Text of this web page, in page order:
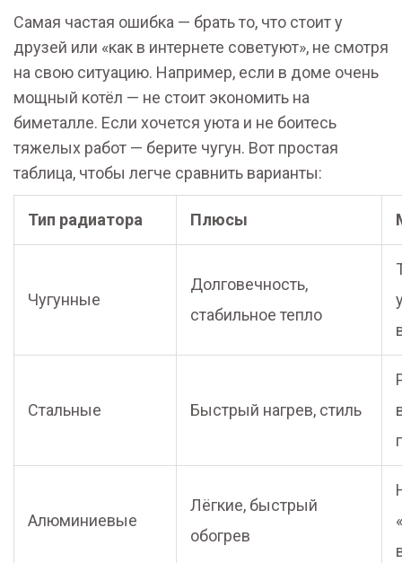
Самая частая ошибка — брать то, что стоит у
друзей или «как в интернете советуют», не смотря
на свою ситуацию. Например, если в доме очень
мощный котёл — не стоит экономить на
биметалле. Если хочется уюта и не боитесь
тяжелых работ — берите чугун. Вот простая
таблица, чтобы легче сравнить варианты:
Тип радиатора Плюсы
Чугунные
Долговечность,
стабильное тепло
Стальные Быстрый нагрев, стиль
Алюминиевые
Лёгкие, быстрый
обогрев